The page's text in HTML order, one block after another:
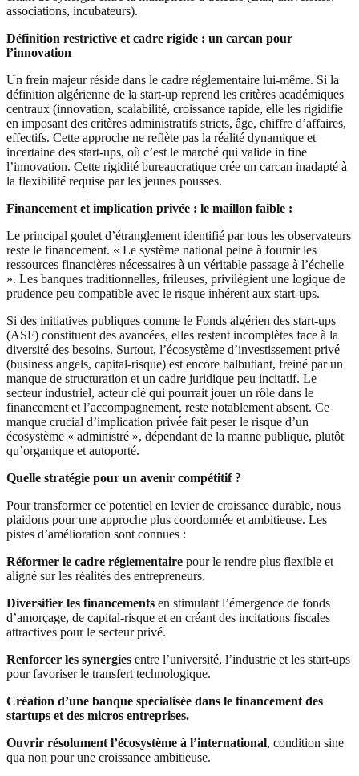
associations, incubateurs).
Définition restrictive et cadre rigide : un carcan pour
l’innovation
Un frein majeur réside dans le cadre réglementaire lui-même. Si la
définition algérienne de la start-up reprend les critères académiques
centraux (innovation, scalabilité, croissance rapide, elle les rigidifie
en imposant des critères administratifs stricts, âge, chiffre d’affaires,
effectifs. Cette approche ne reflète pas la réalité dynamique et
incertaine des start-ups, où c’est le marché qui valide in fine
l’innovation. Cette rigidité bureaucratique crée un carcan inadapté à
la flexibilité requise par les jeunes pousses.
Financement et implication privée : le maillon faible :
Le principal goulet d’étranglement identifié par tous les observateurs
reste le financement. « Le système national peine à fournir les
ressources financières nécessaires à un véritable passage à l’échelle
». Les banques traditionnelles, frileuses, privilégient une logique de
prudence peu compatible avec le risque inhérent aux start-ups.
Si des initiatives publiques comme le Fonds algérien des start-ups
(ASF) constituent des avancées, elles restent incomplètes face à la
diversité des besoins. Surtout, l’écosystème d’investissement privé
(business angels, capital-risque) est encore balbutiant, freiné par un
manque de structuration et un cadre juridique peu incitatif. Le
secteur industriel, acteur clé qui pourrait jouer un rôle dans le
financement et l’accompagnement, reste notablement absent. Ce
manque crucial d’implication privée fait peser le risque d’un
écosystème « administré », dépendant de la manne publique, plutôt
qu’organique et autoporté.
Quelle stratégie pour un avenir compétitif ?
Pour transformer ce potentiel en levier de croissance durable, nous
plaidons pour une approche plus coordonnée et ambitieuse. Les
pistes d’amélioration sont connues :
Réformer le cadre réglementaire pour le rendre plus flexible et
aligné sur les réalités des entrepreneurs.
Diversifier les financements en stimulant l’émergence de fonds
d’amorçage, de capital-risque et en créant des incitations fiscales
attractives pour le secteur privé.
Renforcer les synergies entre l’université, l’industrie et les start-ups
pour favoriser le transfert technologique.
Création d’une banque spécialisée dans le financement des
startups et des micros entreprises.
Ouvrir résolument l’écosystème à l’international, condition sine
qua non pour une croissance ambitieuse.